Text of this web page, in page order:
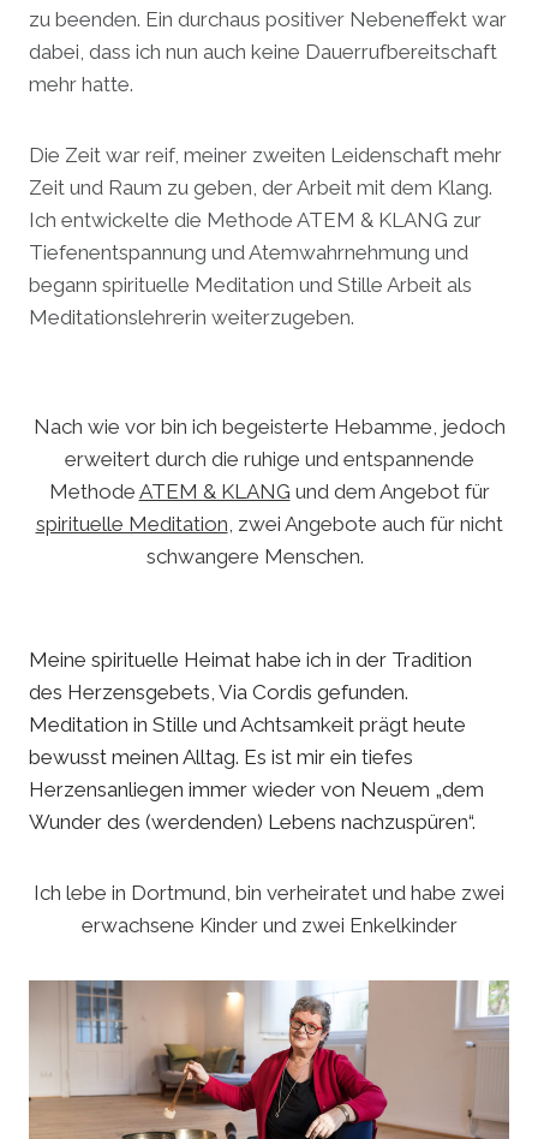
zu beenden. Ein durchaus positiver Nebeneffekt war
dabei, dass ich nun auch keine Dauerrufbereitschaft
mehr hatte.
Die Zeit war reif, meiner zweiten Leidenschaft mehr
Zeit und Raum zu geben, der Arbeit mit dem Klang.
Ich entwickelte die Methode ATEM & KLANG zur
Tiefenentspannung und Atemwahrnehmung und
begann spirituelle Meditation und Stille Arbeit als
Meditationslehrerin weiterzugeben.
Nach wie vor bin ich begeisterte Hebamme, jedoch
erweitert durch die ruhige und entspannende
Methode ATEM & KLANG und dem Angebot für
spirituelle Meditation , zwei Angebote auch für nicht
schwangere Menschen.
Meine spirituelle Heimat habe ich in der Tradition
des Herzensgebets, Via Cordis gefunden.
Meditation in Stille und Achtsamkeit prägt heute
bewusst meinen Alltag. Es ist mir ein tiefes
Herzensanliegen immer wieder von Neuem „dem
Wunder des (werdenden) Lebens nachzuspüren“.
Ich lebe in Dortmund, bin verheiratet und habe zwei
erwachsene Kinder und zwei Enkelkinder